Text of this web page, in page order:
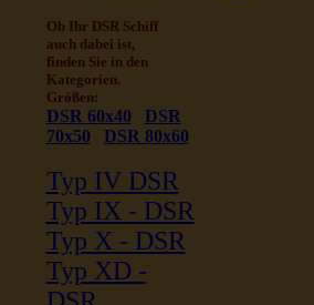
Ob Ihr DSR Schiff
auch dabei ist,
finden Sie in den
Kategorien.
Größen:
DSR 60x40
DSR
70x50
DSR 80x60
Typ IV DSR
Typ IX - DSR
Typ X - DSR
Typ XD -